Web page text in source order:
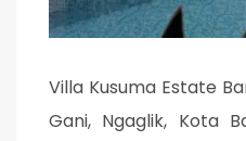
Villa Kusuma Estate
Gani, Ngaglik, Kota